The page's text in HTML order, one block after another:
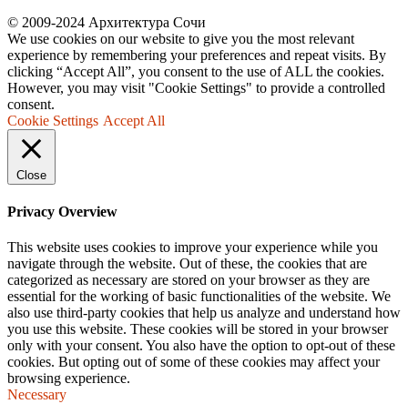
© 2009-2024 Архитектура Сочи
We use cookies on our website to give you the most relevant
experience by remembering your preferences and repeat visits. By
clicking “Accept All”, you consent to the use of ALL the cookies.
However, you may visit "Cookie Settings" to provide a controlled
consent.
Cookie Settings Accept All
Close
Privacy Overview
This website uses cookies to improve your experience while you
navigate through the website. Out of these, the cookies that are
categorized as necessary are stored on your browser as they are
essential for the working of basic functionalities of the website. We
also use third-party cookies that help us analyze and understand how
you use this website. These cookies will be stored in your browser
only with your consent. You also have the option to opt-out of these
cookies. But opting out of some of these cookies may affect your
browsing experience.
Necessary